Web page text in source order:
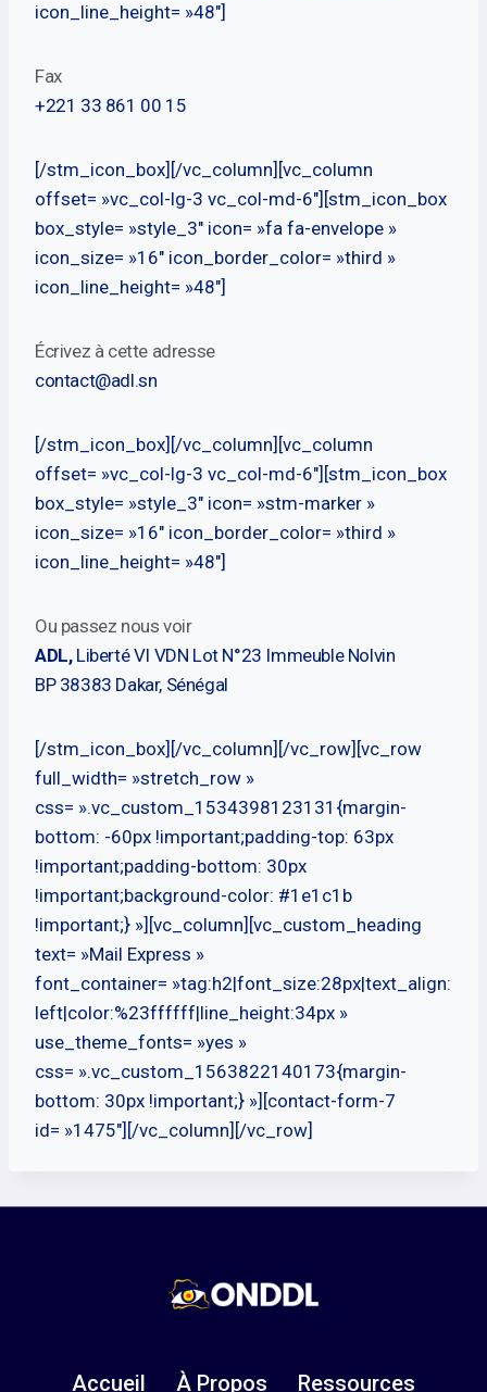
icon_line_height= »48″]
Fax
+221 33 861 00 15
[/stm_icon_box][/vc_column][vc_column
offset= »vc_col-lg-3 vc_col-md-6″][stm_icon_box
box_style= »style_3″ icon= »fa fa-envelope »
icon_size= »16″ icon_border_color= »third »
icon_line_height= »48″]
Écrivez à cette adresse
contact@adl.sn
[/stm_icon_box][/vc_column][vc_column
offset= »vc_col-lg-3 vc_col-md-6″][stm_icon_box
box_style= »style_3″ icon= »stm-marker »
icon_size= »16″ icon_border_color= »third »
icon_line_height= »48″]
Ou passez nous voir
ADL, Liberté VI VDN Lot N°23 Immeuble Nolvin
BP 38383 Dakar, Sénégal
[/stm_icon_box][/vc_column][/vc_row][vc_row
full_width= »stretch_row »
css= ».vc_custom_1534398123131{margin-
bottom: -60px !important;padding-top: 63px
!important;padding-bottom: 30px
!important;background-color: #1e1c1b
!important;} »][vc_column][vc_custom_heading
text= »Mail Express »
font_container= »tag:h2|font_size:28px|text_align:
left|color:%23ffffff|line_height:34px »
use_theme_fonts= »yes »
css= ».vc_custom_1563822140173{margin-
bottom: 30px !important;} »][contact-form-7
id= »1475″][/vc_column][/vc_row]
Accueil À Propos Ressources